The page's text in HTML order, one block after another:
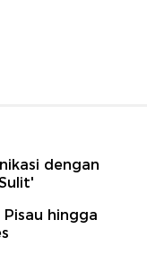
dengan
hingga